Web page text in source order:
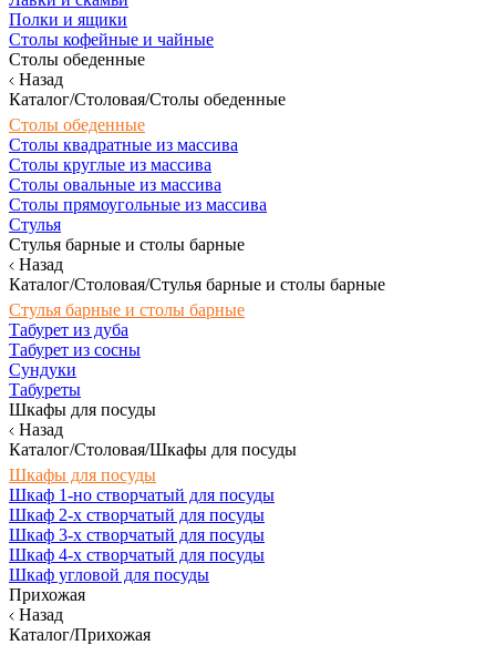
Полки и ящики
Столы кофейные и чайные
Столы обеденные
Назад
Каталог/Столовая/Столы обеденные
Столы обеденные
Столы квадратные из массива
Столы круглые из массива
Столы овальные из массива
Столы прямоугольные из массива
Стулья
Стулья барные и столы барные
Назад
Каталог/Столовая/Стулья барные и столы барные
Стулья барные и столы барные
Табурет из дуба
Табурет из сосны
Сундуки
Табуреты
Шкафы для посуды
Назад
Каталог/Столовая/Шкафы для посуды
Шкафы для посуды
Шкаф 1-но створчатый для посуды
Шкаф 2-х створчатый для посуды
Шкаф 3-х створчатый для посуды
Шкаф 4-х створчатый для посуды
Шкаф угловой для посуды
Прихожая
Назад
Каталог/Прихожая